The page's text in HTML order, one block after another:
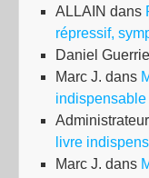
ALLAIN dans
répressif,
Daniel
Marc J. dans
Administrateur
livre
Marc J. dans